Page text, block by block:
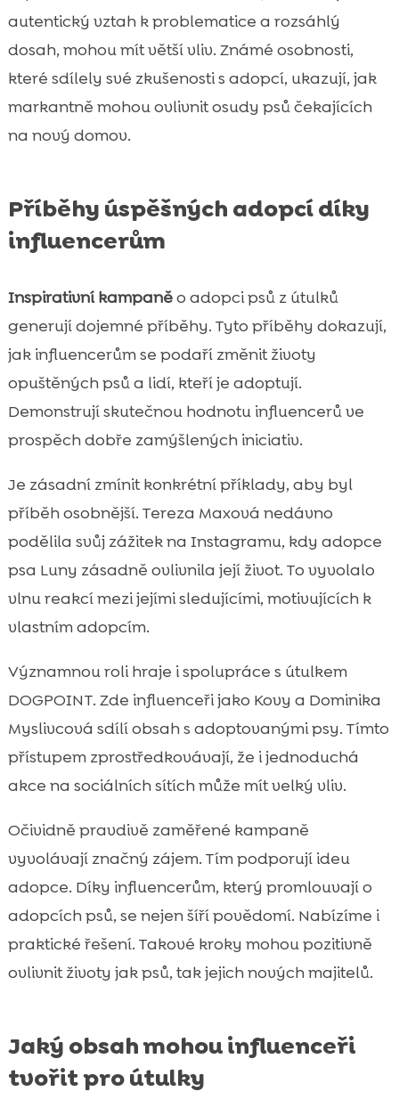
autentický vztah k problematice a rozsáhlý
dosah, mohou mít větší vliv. Známé osobnosti,
které sdílely své zkušenosti s adopcí, ukazují, jak
markantně mohou ovlivnit osudy psů čekajících
na nový domov.
Příběhy úspěšných adopcí díky
influencerům
Inspirativní kampaněo adopci psů z útulků
generují dojemné příběhy. Tyto příběhy dokazují,
jak influencerům se podaří změnit životy
opuštěných psů a lidí, kteří je adoptují.
Demonstrují skutečnou hodnotu influencerů ve
prospěch dobře zamýšlených iniciativ.
Je zásadní zmínit konkrétní příklady, aby byl
příběh osobnější. Tereza Maxová nedávno
podělila svůj zážitek na Instagramu, kdy adopce
psa Luny zásadně ovlivnila její život. To vyvolalo
vlnu reakcí mezi jejími sledujícími, motivujících k
vlastním adopcím.
Významnou roli hraje i spolupráce s útulkem
DOGPOINT. Zde influenceři jako Kovy a Dominika
Myslivcová sdílí obsah s adoptovanými psy. Tímto
přístupem zprostředkovávají, že i jednoduchá
akce na sociálních sítích může mít velký vliv.
Očividně pravdivě zaměřené kampaně
vyvolávají značný zájem. Tím podporují ideu
adopce. Díky influencerům, který promlouvají o
adopcích psů, se nejen šíří povědomí. Nabízíme i
praktické řešení. Takové kroky mohou pozitivně
ovlivnit životy jak psů, tak jejich nových majitelů.
Jaký obsah mohou influenceři
tvořit pro útulky